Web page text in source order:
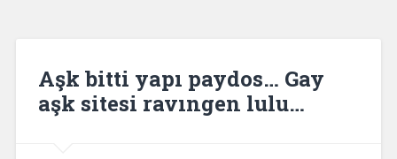
Aşk bitti yapı paydos… Gay
aşk sitesi ravıngen lulu…